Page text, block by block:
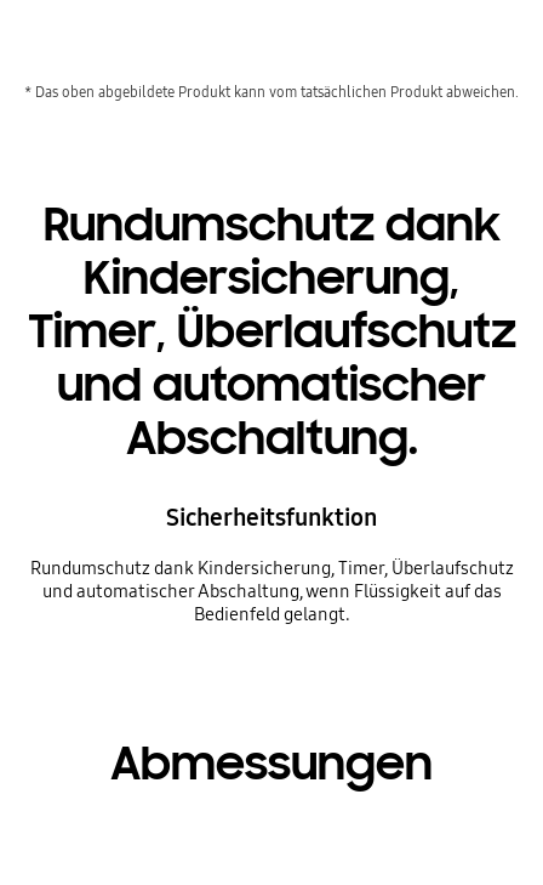
* Das oben abgebildete Produkt kann vom tatsächlichen Produkt abweichen.
Rundumschutz dank
Kindersicherung,
Timer, Überlaufschutz
und automatischer
Abschaltung.
Sicherheitsfunktion
Rundumschutz dank Kindersicherung, Timer, Überlaufschutz
und automatischer Abschaltung, wenn Flüssigkeit auf das
Bedienfeld gelangt.
Abmessungen